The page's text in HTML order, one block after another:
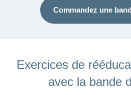
Commandez une
Exercices de
avec la bande